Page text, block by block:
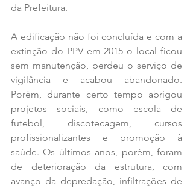
da Prefeitura.
A edificação não foi concluída e com a
extinção do PPV em 2015 o local ficou
sem manutenção, perdeu o serviço de
vigilância e acabou abandonado.
Porém, durante certo tempo abrigou
projetos sociais, como escola de
futebol, discotecagem, cursos
profissionalizantes e promoção à
saúde. Os últimos anos, porém, foram
de deterioração da estrutura, com
avanço da depredação, infiltrações de